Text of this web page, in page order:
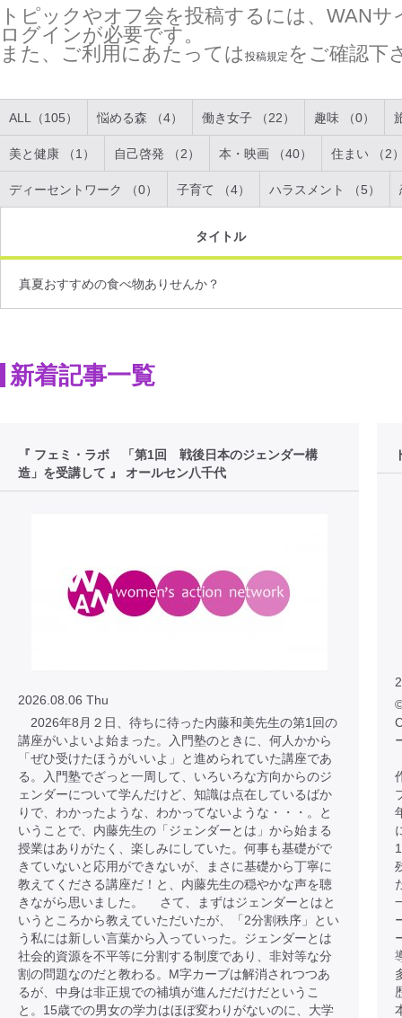
トピックやオフ会を投稿するには、WAN
ログインが必要です。
また、ご利用にあたっては 投稿規定 をご確認下
ALL（105） 悩める森 （4） 働き女子 （22） 趣味 （0）
美と健康 （1） 自己啓発 （2） 本・映画 （40） 住まい （2
ディーセントワーク （0） 子育て （4） ハラスメント （5）
タイトル
真夏おすすめの食べ物ありせんか？
新着記事一覧
『 フェミ・ラボ 「第1回 戦後日本のジェンダー構
造」を受講して 』 オールセン八千代
2026.08.06 Thu
2026年8月２日、待ちに待った内藤和美先生の第1回の
講座がいよいよ始まった。入門塾のときに、何人かから
「ぜひ受けたほうがいいよ」と進められていた講座であ
る。入門塾でざっと一周して、いろいろな方向からのジ
ェンダーについて学んだけど、知識は点在しているばか
りで、わかったような、わかってないような・・・。と
いうことで、内藤先生の「ジェンダーとは」から始まる
授業はありがたく、楽しみにしていた。何事も基礎がで
きていないと応用ができないが、まさに基礎から丁寧に
教えてくださる講座だ！と、内藤先生の穏やかな声を聴
きながら思いました。 さて、まずはジェンダーとはと
いうところから教えていただいたが、「2分割秩序」とい
う私には新しい言葉から入っていった。ジェンダーとは
社会的資源を不平等に分割する制度であり、非対等な分
割の問題なのだと教わる。M字カーブは解消されつつあ
るが、中身は非正規での補填が進んだだけだというこ
と。15歳での男女の学力はほぼ変わりがないのに、大学